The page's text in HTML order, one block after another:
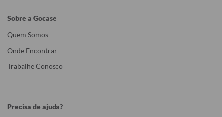
Sobre a Gocase
Quem Somos
Onde Encontrar
Trabalhe Conosco
Precisa de ajuda?